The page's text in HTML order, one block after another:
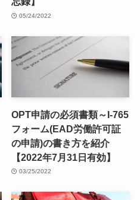
05/24/2022
OPT申請の必須書類～I-765
フォーム(EAD労働許可証
の申請)の書き方を紹介
【2022年7月31日有効】
03/25/2022